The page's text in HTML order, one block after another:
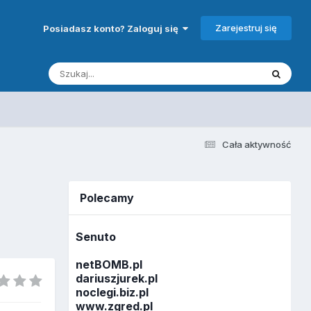
Posiadasz konto? Zaloguj się Zarejestruj się
Cała aktywność
Polecamy
Senuto
netBOMB.pl
dariuszjurek.pl
noclegi.biz.pl
www.zgred.pl